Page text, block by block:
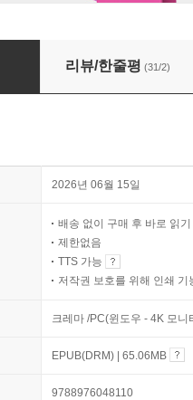
리뷰/한줄평 (31/2)
2026년 06월 15일
배송 없이 구매 후 바로 읽기
제한없음
TTS 가능
저작권 보호를 위해 인쇄 기
크레마 /PC(윈도우 - 4K 모
EPUB(DRM) | 65.06MB
9788976048110